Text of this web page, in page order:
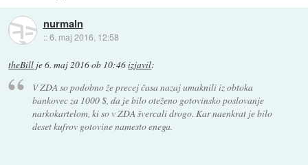
nurmaln
::6. maj 2016, 12:58
theBill je6. maj 2016 ob 10:46izjavil:
V ZDA so podobno že precej časa nazaj umaknili iz obtoka
bankovec za 1000 $, da je bilo oteženo gotovinsko poslovanje
narkokartelom, ki so v ZDA švercali drogo. Kar naenkrat je bilo
deset kufrov gotovine namesto enega.